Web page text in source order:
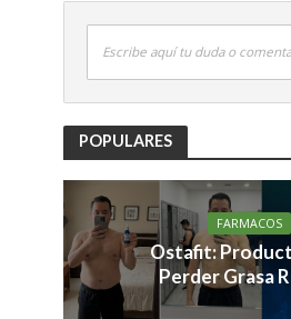
Escribe aquí tu duda o
POPULARES
FARMACOS
Ostafit:
Perder Grasa